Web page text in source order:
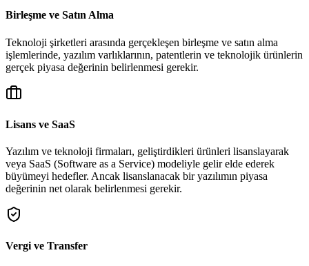
Birleşme ve Satın Alma
Teknoloji şirketleri arasında gerçekleşen birleşme ve satın alma
işlemlerinde, yazılım varlıklarının, patentlerin ve teknolojik ürünlerin
gerçek piyasa değerinin belirlenmesi gerekir.
Lisans ve SaaS
Yazılım ve teknoloji firmaları, geliştirdikleri ürünleri lisanslayarak
veya SaaS (Software as a Service) modeliyle gelir elde ederek
büyümeyi hedefler. Ancak lisanslanacak bir yazılımın piyasa
değerinin net olarak belirlenmesi gerekir.
Vergi ve Transfer